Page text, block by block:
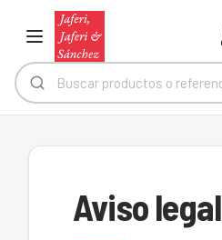
Aviso legal